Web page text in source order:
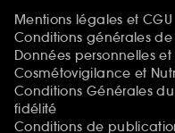
Mentions légales et CGU
Conditions générales
Données personnelles
Cosmétovigilance et
Conditions Générales
fidélité
Conditions de